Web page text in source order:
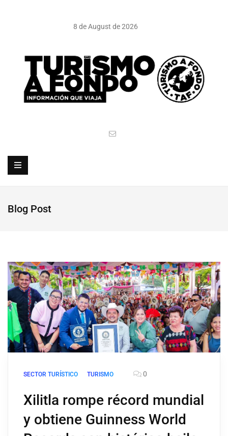
8 de August de 2026
Blog Post
SECTOR TURÍSTICO TURISMO 0
Xilitla rompe récord mundial
y obtiene Guinness World